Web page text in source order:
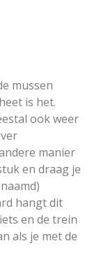
mussen
is het.
ook weer
manier
en draag je
hangt dit
en de trein
als je met de